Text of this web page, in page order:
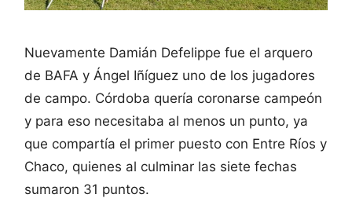
Nuevamente Damián Defelippe fue el arquero
de BAFA y Ángel Iñíguez uno de los jugadores
de campo. Córdoba quería coronarse campeón
y para eso necesitaba al menos un punto, ya
que compartía el primer puesto con Entre Ríos y
Chaco, quienes al culminar las siete fechas
sumaron 31 puntos.